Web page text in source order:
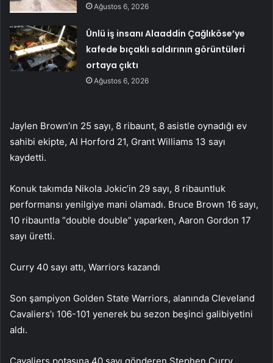
Ağustos 6, 2026
Ünlü iş insanı Alaaddin Çağlıköse’ye
kafede bıçaklı saldırının görüntüleri
ortaya çıktı
Ağustos 6, 2026
Jaylen Brown’ın 25 sayı, 8 ribaunt, 8 asistle oynadığı ev
sahibi ekipte, Al Horford 21, Grant Williams 13 sayı
kaydetti.
Konuk takımda Nikola Jokic’in 29 sayı, 8 ribauntluk
performansı yenilgiye mani olamadı. Bruce Brown 16 sayı,
10 ribauntla “double double” yaparken, Aaron Gordon 17
sayı üretti.
Curry 40 sayı attı, Warriors kazandı
Son şampiyon Golden State Warriors, alanında Cleveland
Cavaliers’ı 106-101 yenerek bu sezon beşinci galibiyetini
aldı.